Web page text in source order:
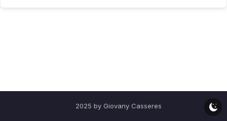
2025 by Giovany Casseres